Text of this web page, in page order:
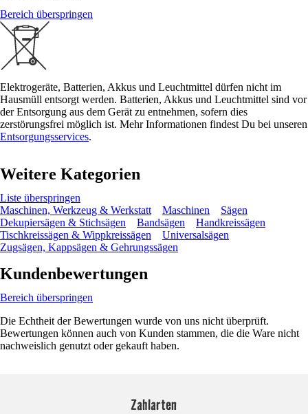
Bereich überspringen
Elektrogeräte, Batterien, Akkus und Leuchtmittel dürfen nicht im
Hausmüll entsorgt werden. Batterien, Akkus und Leuchtmittel sind vor
der Entsorgung aus dem Gerät zu entnehmen, sofern dies
zerstörungsfrei möglich ist. Mehr Informationen findest Du bei unseren
Entsorgungsservices.
Weitere Kategorien
Liste überspringen
Maschinen, Werkzeug & Werkstatt
Maschinen
Sägen
Dekupiersägen & Stichsägen
Bandsägen
Handkreissägen
Tischkreissägen & Wippkreissägen
Universalsägen
Zugsägen, Kappsägen & Gehrungssägen
Kundenbewertungen
Bereich überspringen
Die Echtheit der Bewertungen wurde von uns nicht überprüft.
Bewertungen können auch von Kunden stammen, die die Ware nicht
nachweislich genutzt oder gekauft haben.
Zahlarten